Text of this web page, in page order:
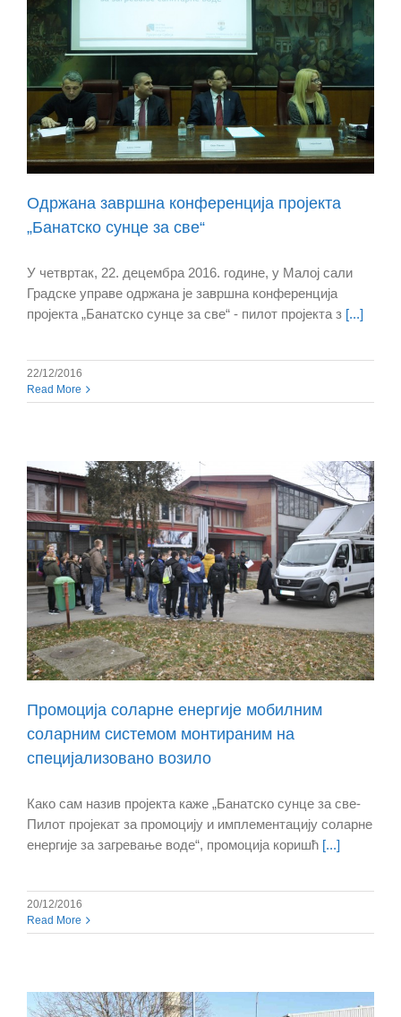
Одржана завршна конференција пројекта
„Банатско сунце за све“
У четвртак, 22. децембра 2016. године, у Малој сали
Градске управе одржана је завршна конференција
пројекта „Банатско сунце за све“ - пилот пројекта з [...]
22/12/2016
Read More
Промоција соларне енергије мобилним
соларним системом монтираним на
специјализовано возило
Како сам назив пројекта каже „Банатско сунце за све-
Пилот пројекат за промоцију и имплементацију соларне
енергије за загревање воде“, промоција коришћ [...]
20/12/2016
Read More